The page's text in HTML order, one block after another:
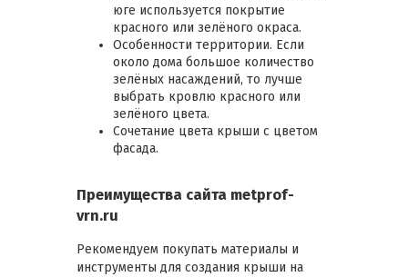
юге используется покрытие
красного или зелёного окраса.
Особенности территории. Если
около дома большое количество
зелёных насаждений, то лучше
выбрать кровлю красного или
зелёного цвета.
Сочетание цвета крыши с цветом
фасада.
Преимущества сайта metprof-
vrn.ru
Рекомендуем покупать материалы и
инструменты для создания крыши на